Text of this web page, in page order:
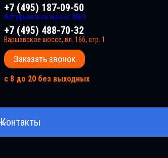
+7 (495) 187-09-50
Алтуфьевское шоссе, 48к3
+7 (495) 488-70-32
Варшавское шоссе, вл. 166, стр. 1
Заказать звонок
с 8 до 20 без выходных
Контакты